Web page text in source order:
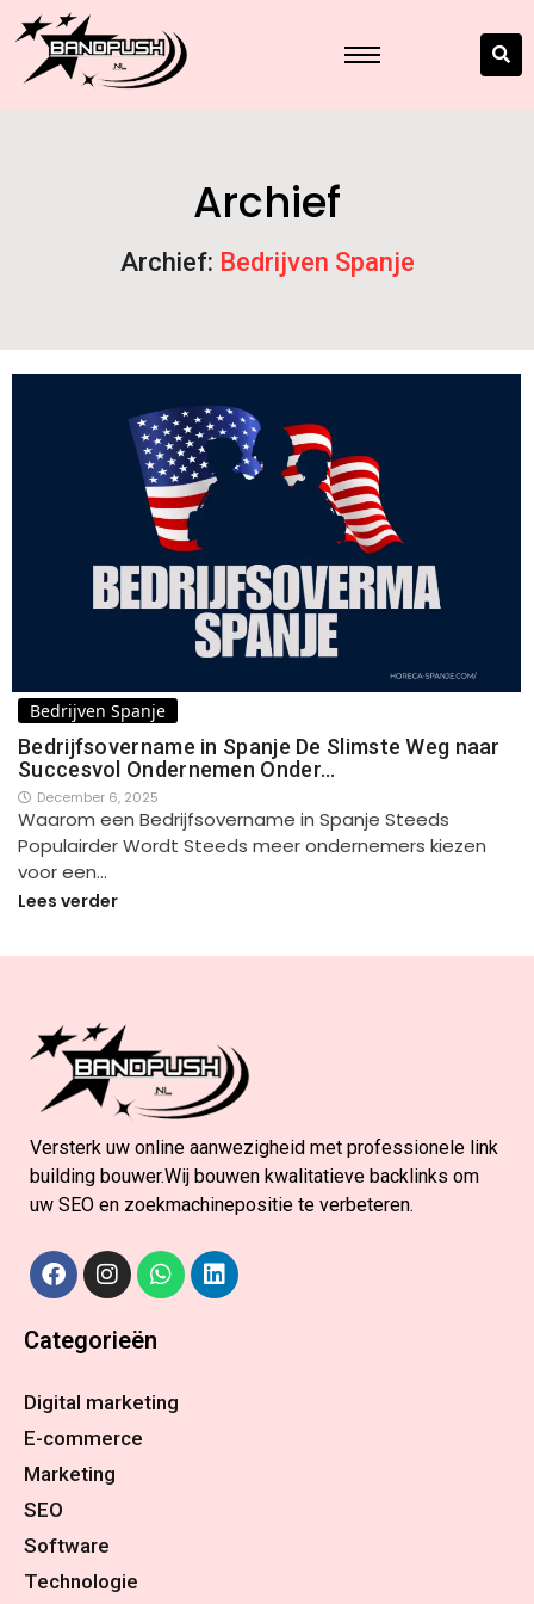
Archief
Archief: Bedrijven Spanje
Bedrijven Spanje
Bedrijfsovername in Spanje De Slimste Weg naar
Succesvol Ondernemen Onder…
December 6, 2025
Waarom een Bedrijfsovername in Spanje Steeds
Populairder Wordt Steeds meer ondernemers kiezen
voor een…
Lees verder
Versterk uw online aanwezigheid met professionele link
building bouwer.Wij bouwen kwalitatieve backlinks om
uw SEO en zoekmachinepositie te verbeteren.
Categorieën
Digital marketing
E-commerce
Marketing
SEO
Software
Technologie